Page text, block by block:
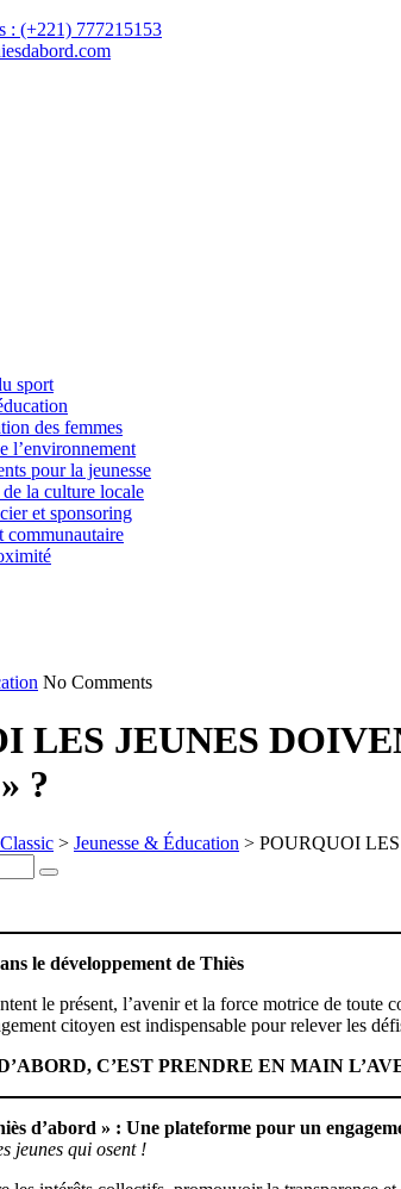
: (+221) 777215153
sport
des femmes
l’environnement
pour la jeunesse
la culture locale
et sponsoring
communautaire
No Comments
LES JEUNES
?
> Jeunesse & Éducation > POURQUOI
Search
le développement de Thiès
le présent, l’avenir et la force motrice de toute
citoyen est indispensable pour relever les
C’EST PRENDRE EN MAIN
d’abord » : Une plateforme pour un
jeunes qui osent !